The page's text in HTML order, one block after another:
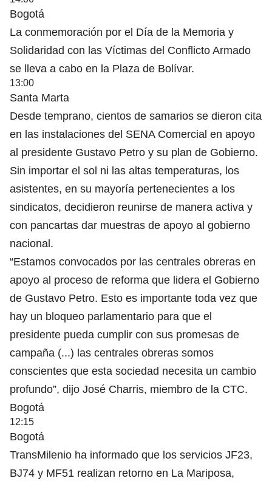
Bogotá
La conmemoración por el Día de la Memoria y
Solidaridad con las Víctimas del Conflicto Armado
se lleva a cabo en la Plaza de Bolívar.
13:00
Santa Marta
Desde temprano, cientos de samarios se dieron cita
en las instalaciones del SENA Comercial en apoyo
al presidente Gustavo Petro y su plan de Gobierno.
Sin importar el sol ni las altas temperaturas, los
asistentes, en su mayoría pertenecientes a los
sindicatos, decidieron reunirse de manera activa y
con pancartas dar muestras de apoyo al gobierno
nacional.
“Estamos convocados por las centrales obreras en
apoyo al proceso de reforma que lidera el Gobierno
de Gustavo Petro. Esto es importante toda vez que
hay un bloqueo parlamentario para que el
presidente pueda cumplir con sus promesas de
campaña (...) las centrales obreras somos
conscientes que esta sociedad necesita un cambio
profundo”, dijo José Charris, miembro de la CTC.
Bogotá
12:15
Bogotá
TransMilenio ha informado que los servicios JF23,
BJ74 y MF51 realizan retorno en La Mariposa,